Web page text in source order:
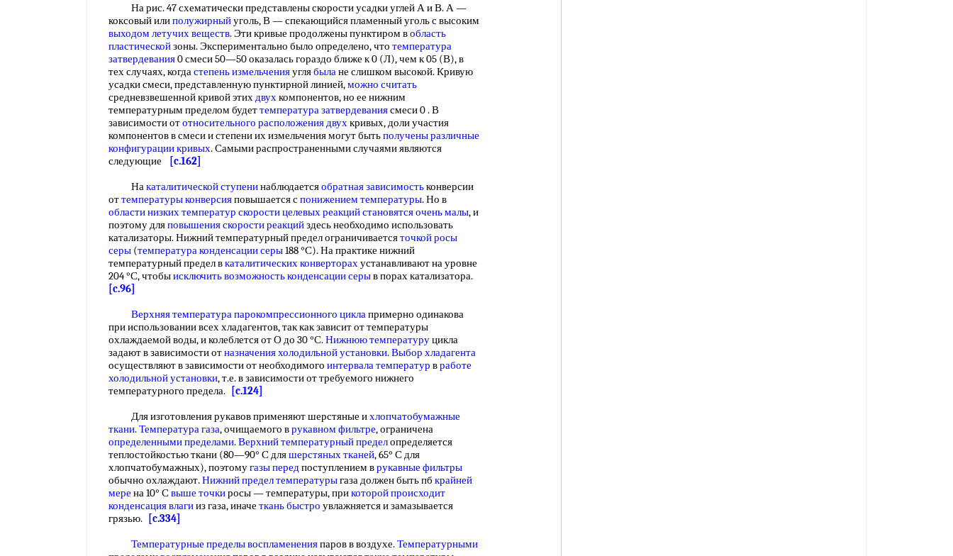
На рис. 47 схематически представлены скорости усадки углей А и В. А —
коксовый илиполужирныйуголь, В — спекающийся пламенный уголь с высоким
выходом летучих веществ. Эти кривые продолжены пунктиром вобласть
пластическойзоны. Экспериментально было определено, что температура
затвердевания0 смеси 50—50 оказалась гораздо ближе к 0 (Л), чем к 05 (В), в
тех случаях, когдастепень измельченияуглябылане слишком высокой. Кривую
усадки смеси, представленную пунктирной линией,можно считать
средневзвешенной кривой этихдвухкомпонентов, но ее нижним
температурным пределом будеттемпература затвердеваниясмеси 0 . В
зависимости ототносительного расположениядвухкривых, доли участия
компонентов в смеси и степени их измельчения могут бытьполучены различные
конфигурации кривых. Самыми распространенными случаями являются
следующие
[c.162]
Накаталитической ступенинаблюдаетсяобратная зависимостьконверсии
оттемпературы конверсияповышается спонижением температуры. Но в
области низких температур скорости целевыхреакций становятсяочень малы, и
поэтому дляповышения скорости реакцийздесь необходимо использовать
катализаторы. Нижний температурный предел ограничиваетсяточкой росы
серы (температура конденсации серы188 °С). На практике нижний
температурный предел вкаталитических конверторахустанавливают на уровне
204 °С, чтобыисключить возможностьконденсации серыв порах катализатора.
[c.96]
Верхняя температурапарокомпрессионного циклапримерно одинакова
при использовании всех хладагентов, так как зависит от температуры
охлаждаемой воды, и колеблется от О до 30 °С.Нижнюю температуруцикла
задают в зависимости отназначения холодильной установки.Выбор хладагента
осуществляют в зависимости от необходимого интервала температур вработе
холодильной установки, т.е. в зависимости от требуемого нижнего
температурного предела.
[c.124]
Для изготовления рукавов применяют шерстяные ихлопчатобумажные
ткани.Температура газа, очищаемого врукавном фильтре, ограничена
определенными пределами.Верхний температурный пределопределяется
теплостойкостью ткани (80—90° С дляшерстяных тканей, 65° С для
хлопчатобумажных), поэтомугазы передпоступлением врукавные фильтры
обычно охлаждают.Нижний предел температурыгаза должен быть пб крайней
мере на 10° Свыше точкиросы — температуры, прикоторой происходит
конденсация влагииз газа, иначе ткань быстро увлажняется и замазывается
грязью.
[c.334]
Температурные пределы воспламененияпаров в воздухе.Температурными